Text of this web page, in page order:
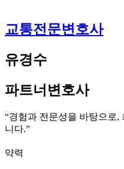
교통전문변호사
유경수
파트너변호사
“경험과 전문성을 바탕으로,
니다.”
약력